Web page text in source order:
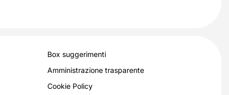
Box suggerimenti
Amministrazione trasparente
Cookie Policy